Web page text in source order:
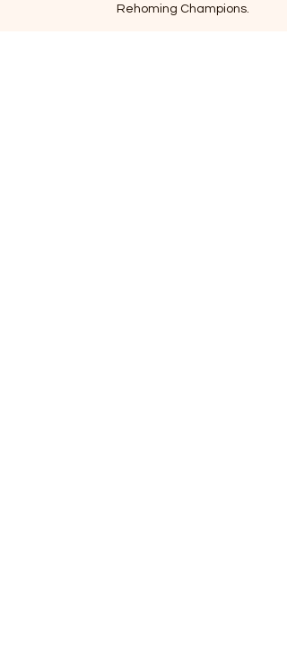
Rehoming Champions.